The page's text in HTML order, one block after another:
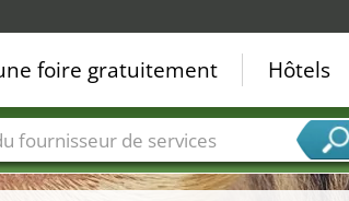
foire gratuitement Hôtels
du fournisseur de services